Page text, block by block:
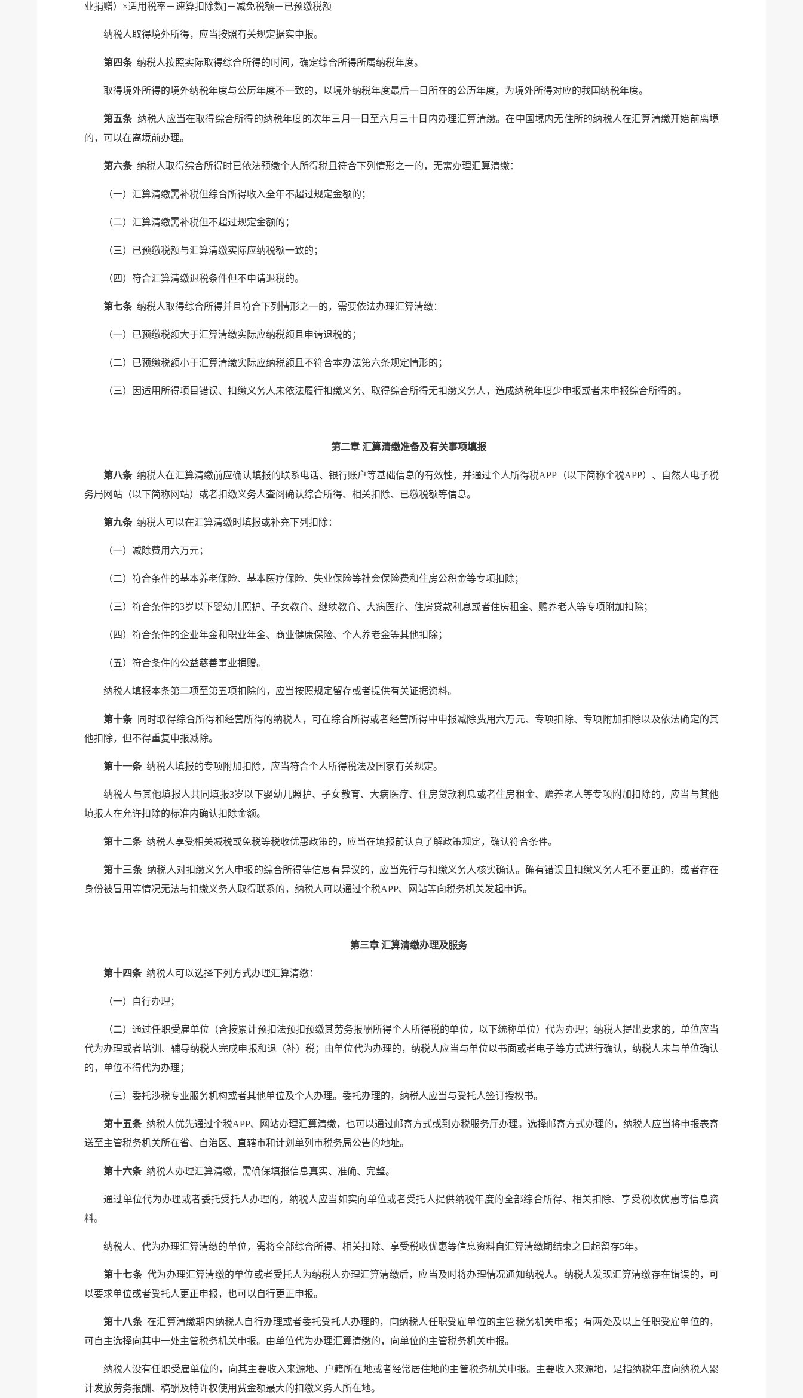
业捐赠）×适用税率－速算扣除数]－减免税额－已预缴税额
纳税人取得境外所得，应当按照有关规定据实申报。
第四条纳税人按照实际取得综合所得的时间，确定综合所得所属纳税年度。
取得境外所得的境外纳税年度与公历年度不一致的，以境外纳税年度最后一日所在的公历年度，为境外所得对应的我国纳税年度。
第五条纳税人应当在取得综合所得的纳税年度的次年三月一日至六月三十日内办理汇算清缴。在中国境内无住所的纳税人在汇算清缴开始前离境
的，可以在离境前办理。
第六条纳税人取得综合所得时已依法预缴个人所得税且符合下列情形之一的，无需办理汇算清缴：
（一）汇算清缴需补税但综合所得收入全年不超过规定金额的；
（二）汇算清缴需补税但不超过规定金额的；
（三）已预缴税额与汇算清缴实际应纳税额一致的；
（四）符合汇算清缴退税条件但不申请退税的。
第七条纳税人取得综合所得并且符合下列情形之一的，需要依法办理汇算清缴：
（一）已预缴税额大于汇算清缴实际应纳税额且申请退税的；
（二）已预缴税额小于汇算清缴实际应纳税额且不符合本办法第六条规定情形的；
（三）因适用所得项目错误、扣缴义务人未依法履行扣缴义务、取得综合所得无扣缴义务人，造成纳税年度少申报或者未申报综合所得的。
第二章 汇算清缴准备及有关事项填报
第八条纳税人在汇算清缴前应确认填报的联系电话、银行账户等基础信息的有效性，并通过个人所得税APP（以下简称个税APP）、自然人电子税
务局网站（以下简称网站）或者扣缴义务人查阅确认综合所得、相关扣除、已缴税额等信息。
第九条纳税人可以在汇算清缴时填报或补充下列扣除：
（一）减除费用六万元；
（二）符合条件的基本养老保险、基本医疗保险、失业保险等社会保险费和住房公积金等专项扣除；
（三）符合条件的3岁以下婴幼儿照护、子女教育、继续教育、大病医疗、住房贷款利息或者住房租金、赡养老人等专项附加扣除；
（四）符合条件的企业年金和职业年金、商业健康保险、个人养老金等其他扣除；
（五）符合条件的公益慈善事业捐赠。
纳税人填报本条第二项至第五项扣除的，应当按照规定留存或者提供有关证据资料。
第十条同时取得综合所得和经营所得的纳税人，可在综合所得或者经营所得中申报减除费用六万元、专项扣除、专项附加扣除以及依法确定的其
他扣除，但不得重复申报减除。
第十一条纳税人填报的专项附加扣除，应当符合个人所得税法及国家有关规定。
纳税人与其他填报人共同填报3岁以下婴幼儿照护、子女教育、大病医疗、住房贷款利息或者住房租金、赡养老人等专项附加扣除的，应当与其他
填报人在允许扣除的标准内确认扣除金额。
第十二条纳税人享受相关减税或免税等税收优惠政策的，应当在填报前认真了解政策规定，确认符合条件。
第十三条纳税人对扣缴义务人申报的综合所得等信息有异议的，应当先行与扣缴义务人核实确认。确有错误且扣缴义务人拒不更正的，或者存在
身份被冒用等情况无法与扣缴义务人取得联系的，纳税人可以通过个税APP、网站等向税务机关发起申诉。
第三章 汇算清缴办理及服务
第十四条纳税人可以选择下列方式办理汇算清缴：
（一）自行办理；
（二）通过任职受雇单位（含按累计预扣法预扣预缴其劳务报酬所得个人所得税的单位，以下统称单位）代为办理；纳税人提出要求的，单位应当
代为办理或者培训、辅导纳税人完成申报和退（补）税；由单位代为办理的，纳税人应当与单位以书面或者电子等方式进行确认，纳税人未与单位确认
的，单位不得代为办理；
（三）委托涉税专业服务机构或者其他单位及个人办理。委托办理的，纳税人应当与受托人签订授权书。
第十五条纳税人优先通过个税APP、网站办理汇算清缴，也可以通过邮寄方式或到办税服务厅办理。选择邮寄方式办理的，纳税人应当将申报表寄
送至主管税务机关所在省、自治区、直辖市和计划单列市税务局公告的地址。
第十六条纳税人办理汇算清缴，需确保填报信息真实、准确、完整。
通过单位代为办理或者委托受托人办理的，纳税人应当如实向单位或者受托人提供纳税年度的全部综合所得、相关扣除、享受税收优惠等信息资
料。
纳税人、代为办理汇算清缴的单位，需将全部综合所得、相关扣除、享受税收优惠等信息资料自汇算清缴期结束之日起留存5年。
第十七条代为办理汇算清缴的单位或者受托人为纳税人办理汇算清缴后，应当及时将办理情况通知纳税人。纳税人发现汇算清缴存在错误的，可
以要求单位或者受托人更正申报，也可以自行更正申报。
第十八条在汇算清缴期内纳税人自行办理或者委托受托人办理的，向纳税人任职受雇单位的主管税务机关申报；有两处及以上任职受雇单位的，
可自主选择向其中一处主管税务机关申报。由单位代为办理汇算清缴的，向单位的主管税务机关申报。
纳税人没有任职受雇单位的，向其主要收入来源地、户籍所在地或者经常居住地的主管税务机关申报。主要收入来源地，是指纳税年度向纳税人累
计发放劳务报酬、稿酬及特许权使用费金额最大的扣缴义务人所在地。